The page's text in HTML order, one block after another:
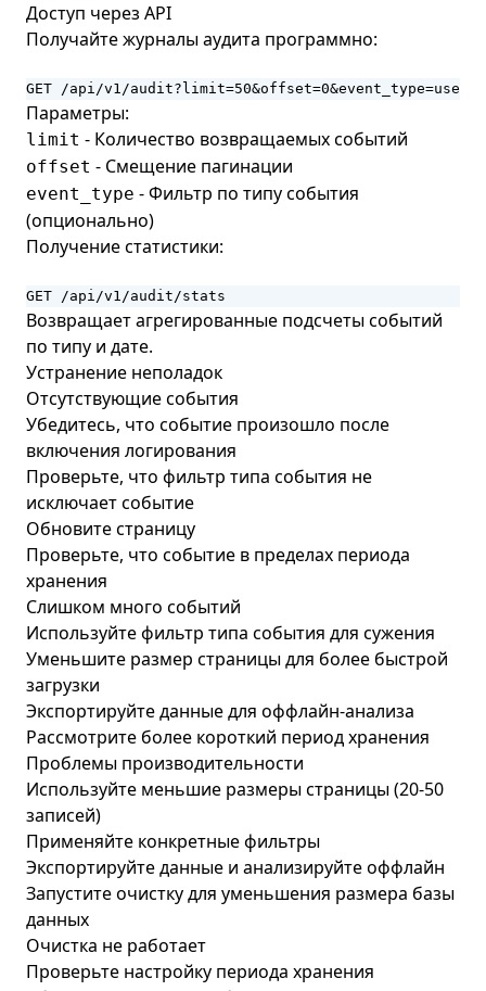
Доступ через API
Получайте журналы аудита программно:
GET /api/v1/
Параметры:
limit - Количество возвращаемых событий
offset - Смещение пагинации
event_type - Фильтр по типу события
(опционально)
Получение статистики:
GET /api/v1/audit/stats
Возвращает агрегированные подсчеты событий
по типу и дате.
Устранение неполадок
Отсутствующие события
Убедитесь, что событие произошло после
включения логирования
Проверьте, что фильтр типа события не
исключает событие
Обновите страницу
Проверьте, что событие в пределах периода
хранения
Слишком много событий
Используйте фильтр типа события для сужения
Уменьшите размер страницы для более быстрой
загрузки
Экспортируйте данные для оффлайн-анализа
Рассмотрите более короткий период хранения
Проблемы производительности
Используйте меньшие размеры страницы (20-50
записей)
Применяйте конкретные фильтры
Экспортируйте данные и анализируйте оффлайн
Запустите очистку для уменьшения размера базы
данных
Очистка не работает
Проверьте настройку периода хранения